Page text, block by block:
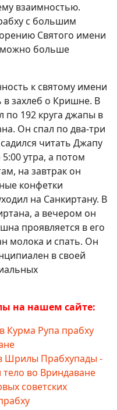
взаимностью.
с большим
Святого имени
можно больше
к святому имени
в захлеб о Кришне. В
по 192 круга джапы в
Он спал по два-три
читать Джапу
утра, а потом
на завтрак он
конфетки
на Санкиртану. В
а вечером он
проявляется в его
молока и спать. Он
в своей
на нашем сайте:
Курма Рупа прабху
Шрилы Прабхупады -
тело во Вриндаване
советских